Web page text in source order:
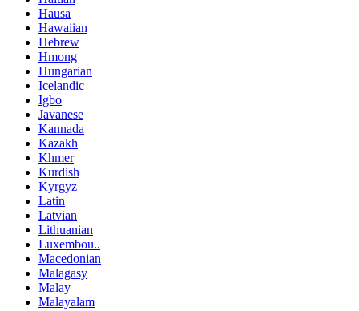
Hausa
Hawaiian
Hebrew
Hmong
Hungarian
Icelandic
Igbo
Javanese
Kannada
Kazakh
Khmer
Kurdish
Kyrgyz
Latin
Latvian
Lithuanian
Luxembou..
Macedonian
Malagasy
Malay
Malayalam